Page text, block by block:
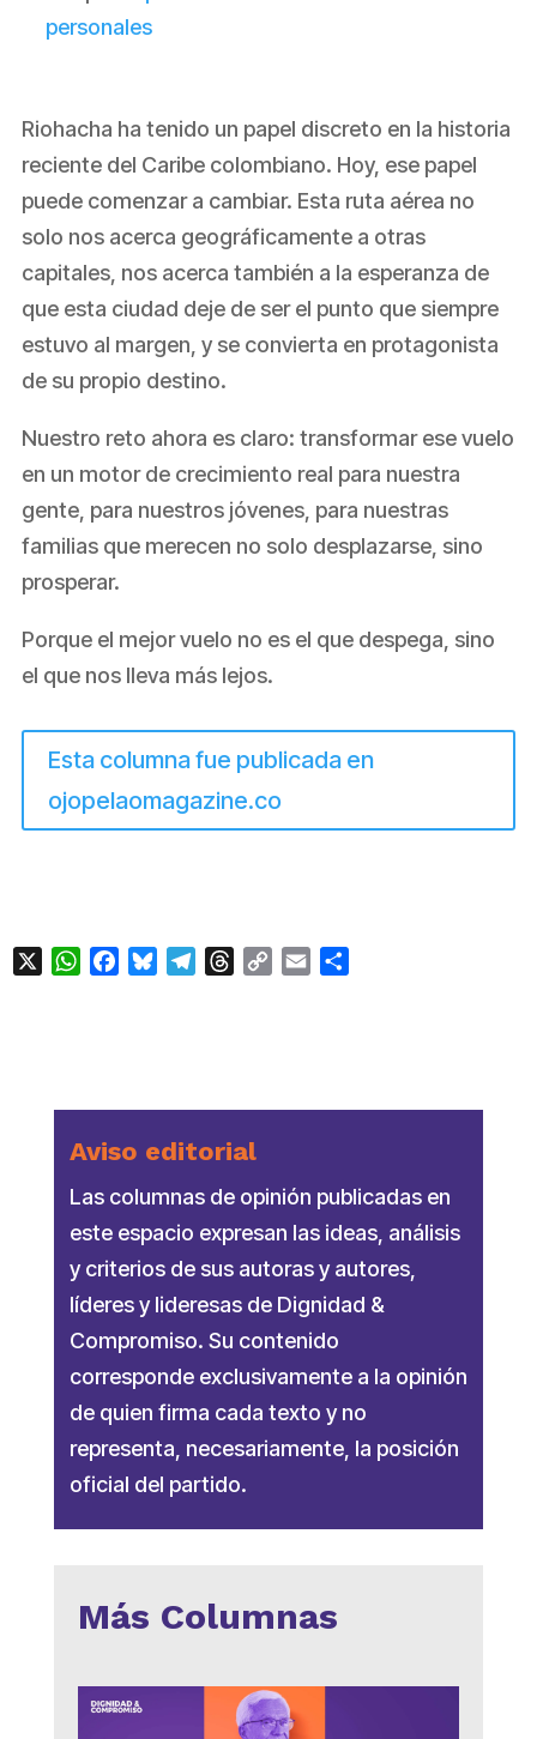
personales
Riohacha ha tenido un papel discreto en la historia
reciente del Caribe colombiano. Hoy, ese papel
puede comenzar a cambiar. Esta ruta aérea no
solo nos acerca geográficamente a otras
capitales, nos acerca también a la esperanza de
que esta ciudad deje de ser el punto que siempre
estuvo al margen, y se convierta en protagonista
de su propio destino.
Nuestro reto ahora es claro: transformar ese vuelo
en un motor de crecimiento real para nuestra
gente, para nuestros jóvenes, para nuestras
familias que merecen no solo desplazarse, sino
prosperar.
Porque el mejor vuelo no es el que despega, sino
el que nos lleva más lejos.
Esta columna fue publicada en
ojopelaomagazine.co
WhatsApp
FacebookBlueskyTelegramThreads
Copy Email
Aviso editorial
Las columnas de opinión publicadas en
este espacio expresan las ideas, análisis
y criterios de sus autoras y autores,
líderes y lideresas de Dignidad &
Compromiso. Su contenido
corresponde exclusivamente a la opinión
de quien firma cada texto y no
representa, necesariamente, la posición
oficial del partido.
Más Columnas